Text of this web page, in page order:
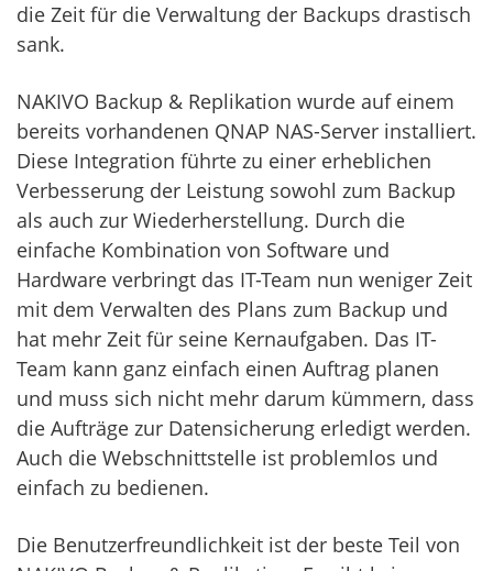
die Zeit für die Verwaltung der Backups drastisch
sank.
NAKIVO Backup & Replikation wurde auf einem
bereits vorhandenen QNAP NAS-Server installiert.
Diese Integration führte zu einer erheblichen
Verbesserung der Leistung sowohl zum Backup
als auch zur Wiederherstellung. Durch die
einfache Kombination von Software und
Hardware verbringt das IT-Team nun weniger Zeit
mit dem Verwalten des Plans zum Backup und
hat mehr Zeit für seine Kernaufgaben. Das IT-
Team kann ganz einfach einen Auftrag planen
und muss sich nicht mehr darum kümmern, dass
die Aufträge zur Datensicherung erledigt werden.
Auch die Webschnittstelle ist problemlos und
einfach zu bedienen.
Die Benutzerfreundlichkeit ist der beste Teil von